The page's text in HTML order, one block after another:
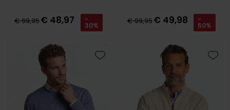
€ 69,95€ 48,97 -
30% € 99,95€ 49,98 -
50%
Toevoegen aan favorieten